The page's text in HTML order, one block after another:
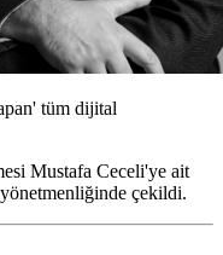
tüm dijital
Mustafa Ceceli'ye ait
çekildi.